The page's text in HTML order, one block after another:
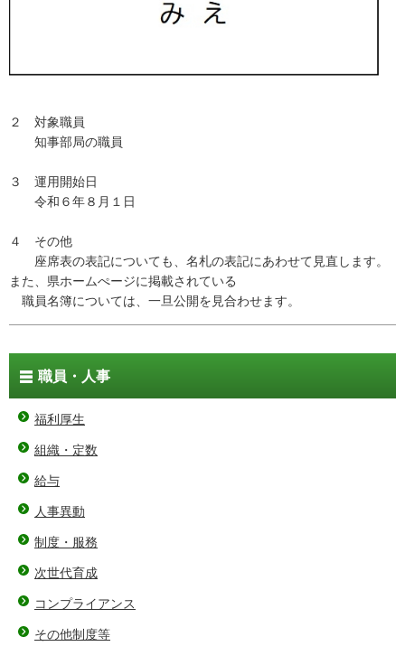
２ 対象職員
知事部局の職員
３ 運用開始日
令和６年８月１日
４ その他
座席表の表記についても、名札の表記にあわせて見直します。
また、県ホームぺージに掲載されている
職員名簿については、一旦公開を見合わせます。
職員・人事
福利厚生
組織・定数
給与
人事異動
制度・服務
次世代育成
コンプライアンス
その他制度等